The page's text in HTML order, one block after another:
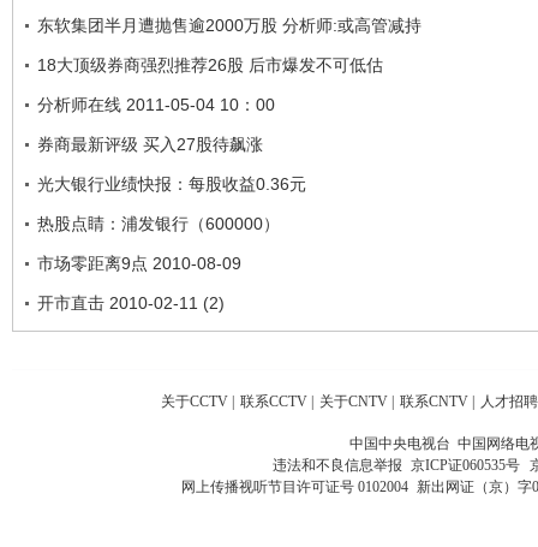
东软集团半月遭抛售逾2000万股 分析师:或高管减持
18大顶级券商强烈推荐26股 后市爆发不可低估
分析师在线 2011-05-04 10：00
券商最新评级 买入27股待飙涨
光大银行业绩快报：每股收益0.36元
热股点睛：浦发银行（600000）
市场零距离9点 2010-08-09
开市直击 2010-02-11 (2)
关于CCTV | 联系CCTV | 关于CNTV | 联系CNTV | 人才招聘
中国中央电视台 中国网络电
违法和不良信息举报 京ICP证060535号
网上传播视听节目许可证号 0102004 新出网证（京）